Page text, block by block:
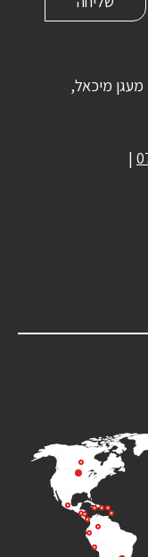
מעגן מיכאל,
|